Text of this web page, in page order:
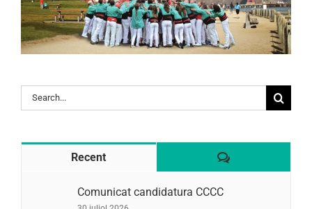
Search
for:
Recent Comentaris
Comunicat candidatura CCCC